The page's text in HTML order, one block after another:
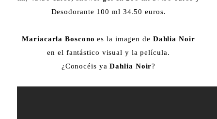
Desodorante 100 ml 34.50 euros.
Mariacarla Bosconoes la imagen de Dahlia Noir
en el fantástico visual y la película.
¿Conocéis yaDahlia Noir?